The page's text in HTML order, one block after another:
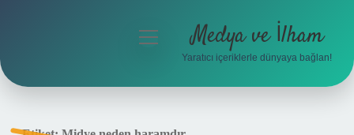
menüyü
Medya ve İlham
Yaratıcı içeriklerle dünyaya bağlan!